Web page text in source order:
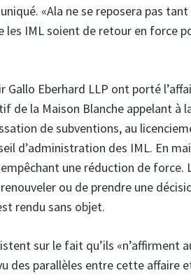
«Ala ne se reposera pas
IML soient de retour en force
Eberhard LLP ont porté
de la Maison Blanche appelant à
de subventions, au
d’administration des IML. En
une réduction de force.
ou de prendre une
rendu sans objet.
sur le fait qu’ils
des parallèles entre cette affaire